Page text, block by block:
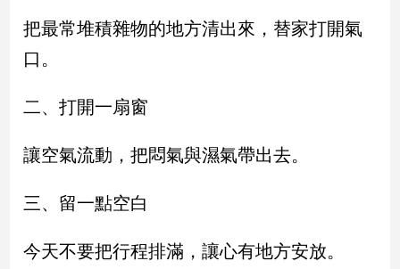
尚
追
生
活
建
室
內
把最常堆積雜物的地方清出來，替家打開氣
口。
二、打開一扇窗
讓空氣流動，把悶氣與濕氣帶出去。
三、留一點空白
今天不要把行程排滿，讓心有地方安放。